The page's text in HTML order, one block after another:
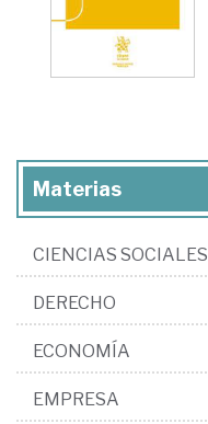
Materias
CIENCIAS SOCIALES
DERECHO
ECONOMÍA
EMPRESA